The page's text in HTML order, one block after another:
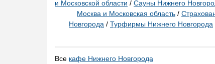
и Московской области / Сауны Нижнего
Москва и Московская область /
Новгорода / Турфирмы Нижнего Новгорода
Все кафе Нижнего Новгорода